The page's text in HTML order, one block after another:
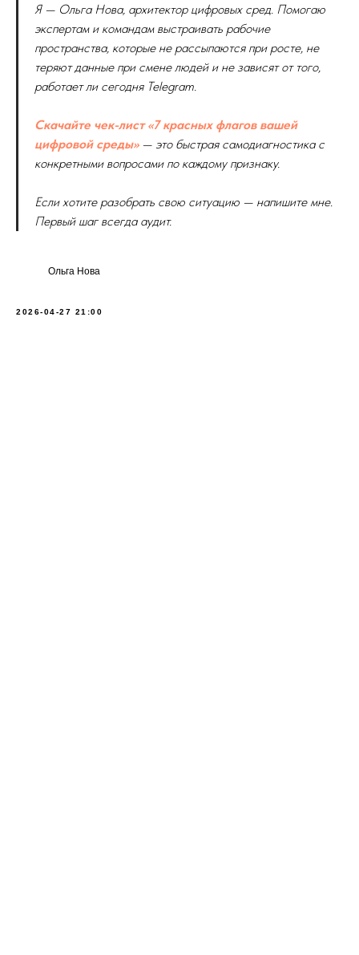
Я — Ольга Нова, архитектор цифровых сред. Помогаю
экспертам и командам выстраивать рабочие
пространства, которые не рассыпаются при росте, не
теряют данные при смене людей и не зависят от того,
работает ли сегодня Telegram.
Скачайте чек-лист «7 красных флагов вашей
цифровой среды»— это быстрая самодиагностика с
конкретными вопросами по каждому признаку.
Если хотите разобрать свою ситуацию — напишите мне.
Первый шаг всегда аудит.
Ольга Нова
2026-04-27 21:00